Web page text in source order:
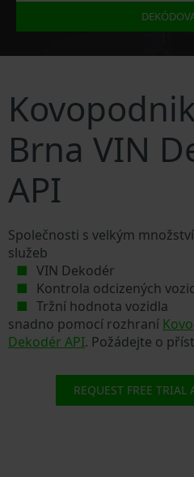
Brna VIN
API
Společnosti s velkým
služeb
VIN Dekodér
Kontrola odcizených
Tržní hodnota vozidla
snadno pomocí rozhraní
Dekodér API. Požádejte o
REQUEST FREE TRIAL